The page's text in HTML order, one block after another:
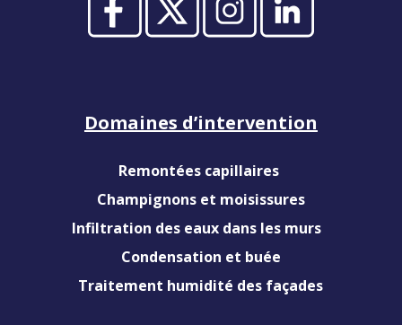
Domaines d’intervention
Remontées capillaires
Champignons et moisissures
Infiltration des eaux dans les murs
Condensation et buée
Traitement humidité des façades